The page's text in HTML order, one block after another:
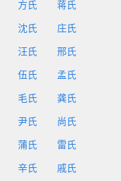
方氏 蒋氏
沈氏 庄氏
汪氏 邢氏
伍氏 孟氏
毛氏 龚氏
尹氏 尚氏
蒲氏 雷氏
辛氏 戚氏